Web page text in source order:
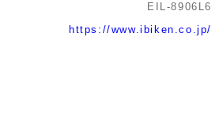
EIL-8906L6
https://www.ibiken.co.jp/